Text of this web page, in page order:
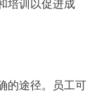
培训以促进成
的途径。员工可